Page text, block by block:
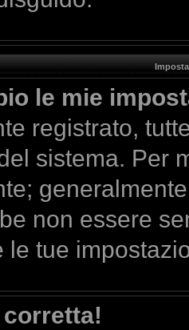
le mie
registrato,
sistema. Per
non essere
le tue
corretta!